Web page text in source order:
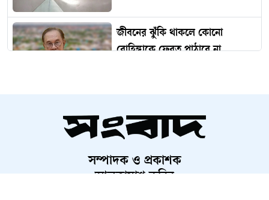
জীবনের ঝুঁকি থাকলে কোনো
রোহিঙ্গাকে ফেরত পাঠাবে না
চলছে
মোমিন-শান্তাসহ ৬ নেতাকর্মীকে
সম্পাদক ও প্রকাশক
আলতামাশ কবির